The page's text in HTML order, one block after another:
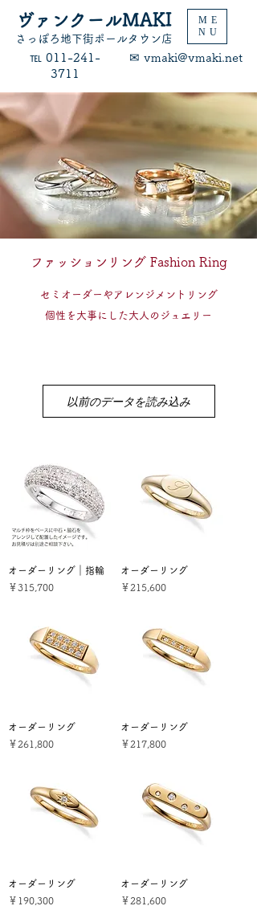
​さっぽろ地下街ポールタウン店
​℡ 011-241-
3711
​✉ vmaki@vmaki.net
ヴァンクールMAKI
ME
NU
ファッションリング Fashion Ring
セミオーダーやアレンジメントリング
​個性を大事にした大人のジュエリー​
以前のデータを読み込み
オーダーリング｜指輪
価格
￥315,700
オーダーリング
価格
￥215,600
オーダーリング
価格
￥261,800
オーダーリング
価格
￥217,800
オーダーリング
価格
￥190,300
オーダーリング
価格
￥281,600